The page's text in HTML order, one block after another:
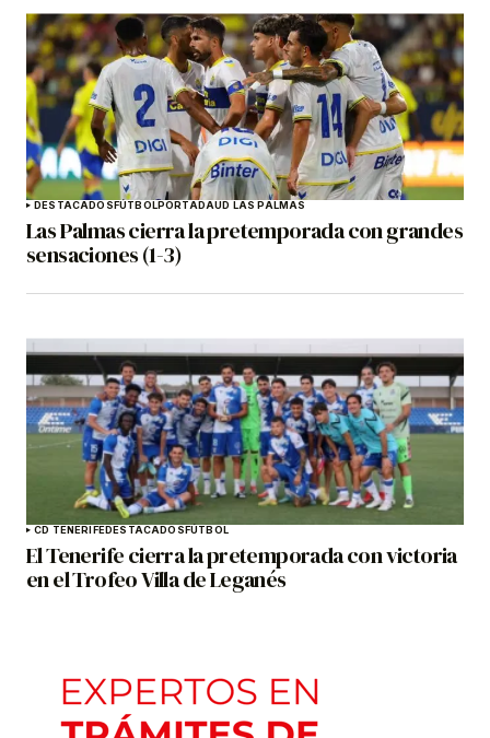
DESTACADOS FÚTBOLPORTADAUD LAS PALMAS
Las Palmas cierra la pretemporada con grandes
sensaciones (1-3)
CD TENERIFEDESTACADOS FÚTBOL
El Tenerife cierra la pretemporada con victoria
en el Trofeo Villa de Leganés